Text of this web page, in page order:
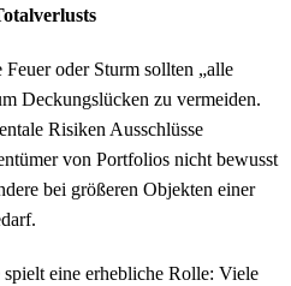
oder Sturm sollten „alle
Deckungslücken zu vermeiden.
Risiken Ausschlüsse
von Portfolios nicht bewusst
bei größeren Objekten einer
eine erhebliche Rolle: Viele